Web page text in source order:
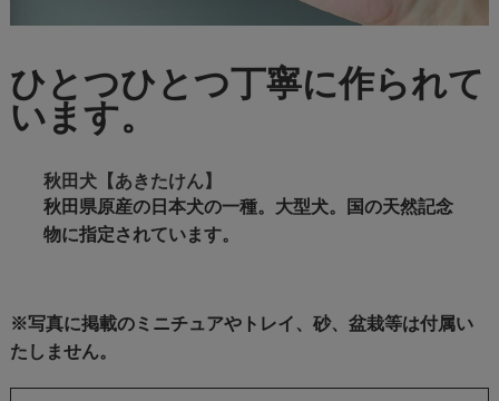
ひとつひとつ丁寧に作られて
います。
秋田犬【あきたけん】
秋田県原産の日本犬の一種。大型犬。国の天然記念
物に指定されています。
※写真に掲載のミニチュアやトレイ、砂、盆栽等は付属い
たしません。